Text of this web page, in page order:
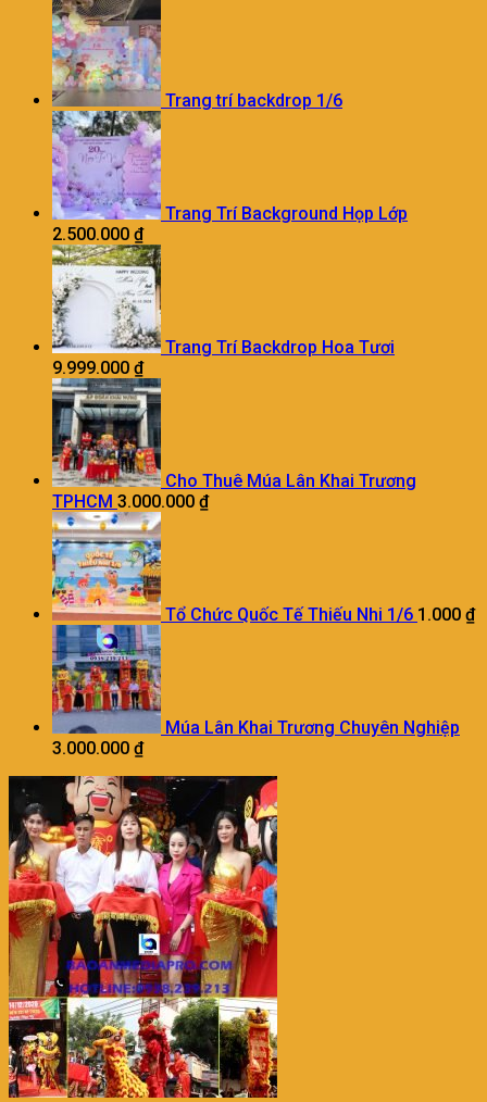
Trang trí backdrop 1/6
Trang Trí Background Họp Lớp
2.500.000 ₫
Trang Trí Backdrop Hoa Tươi
9.999.000 ₫
Cho Thuê Múa Lân Khai Trương
TPHCM 3.000.000 ₫
Tổ Chức Quốc Tế Thiếu Nhi 1/6 1.000 ₫
Múa Lân Khai Trương Chuyên Nghiệp
3.000.000 ₫